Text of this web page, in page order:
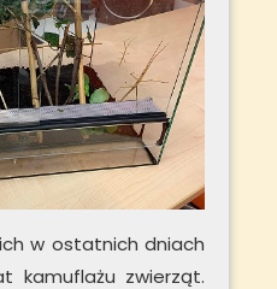
w ostatnich dniach
kamuflażu zwierząt.